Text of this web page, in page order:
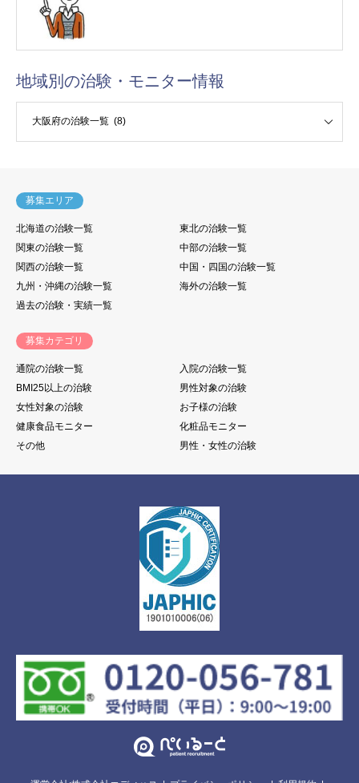
地域別の治験・モニター情報
募集エリア
北海道の治験一覧
東北の治験一覧
関東の治験一覧
中部の治験一覧
関西の治験一覧
中国・四国の治験一覧
九州・沖縄の治験一覧
海外の治験一覧
過去の治験・実績一覧
募集カテゴリ
通院の治験一覧
入院の治験一覧
BMI25以上の治験
男性対象の治験
女性対象の治験
お子様の治験
健康食品モニター
化粧品モニター
その他
男性・女性の治験